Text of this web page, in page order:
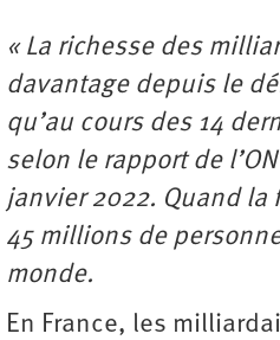
« La richesse des
davantage depuis le
qu’au cours des 14
selon le rapport de
janvier 2022. Quand la
45 millions de
monde.
En France, les